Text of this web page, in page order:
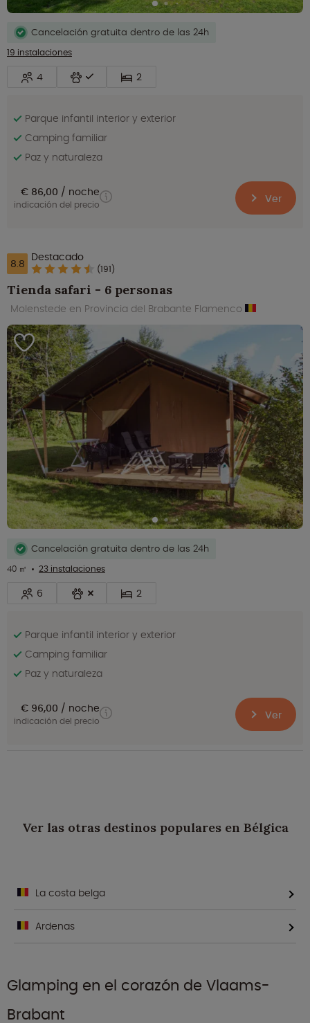
Cancelación gratuita dentro de las 24h
19 instalaciones
4 2
Parque infantil interior y exterior
Camping familiar
Paz y naturaleza
€ 86,00 noche
indicación del precio Ver
8.8 Destacado
(191)
Tienda safari - 6 personas
Molenstede en Provincia del Brabante Flamenco
Cancelación gratuita dentro de las 24h
40 ㎡
23 instalaciones
6 2
Parque infantil interior y exterior
Camping familiar
Paz y naturaleza
€ 96,00 noche
indicación del precio Ver
Ver las otras destinos populares en Bélgica
La costa belga
Ardenas
Glamping en el corazón de Vlaams-
Brabant